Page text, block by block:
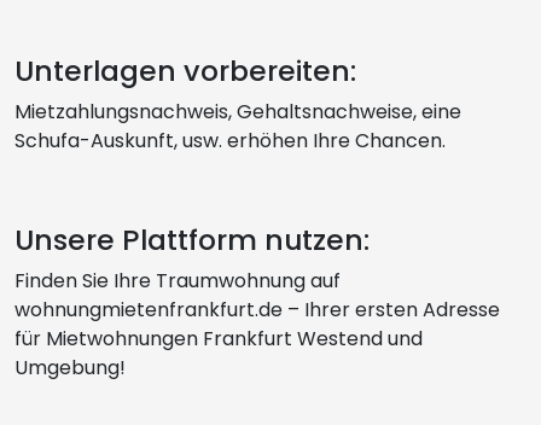
Unterlagen vorbereiten:
Mietzahlungsnachweis, Gehaltsnachweise, eine
Schufa-Auskunft, usw. erhöhen Ihre Chancen.
Unsere Plattform nutzen:
Finden Sie Ihre Traumwohnung auf
wohnungmietenfrankfurt.de – Ihrer ersten Adresse
für Mietwohnungen Frankfurt Westend und
Umgebung!